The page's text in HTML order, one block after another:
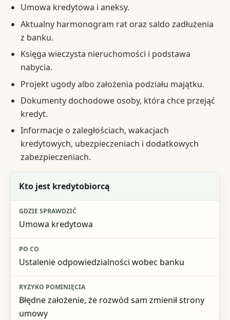
Umowa kredytowa i aneksy.
Aktualny harmonogram rat oraz saldo zadłużenia
z banku.
Księga wieczysta nieruchomości i podstawa
nabycia.
Projekt ugody albo założenia podziału majątku.
Dokumenty dochodowe osoby, która chce przejąć
kredyt.
Informacje o zaległościach, wakacjach
kredytowych, ubezpieczeniach i dodatkowych
zabezpieczeniach.
Element do sprawdzenia
Gdzie sprawdzić
Kto jest kredytobiorcą
Umowa kredytowa
Ustalenie odpowiedzialności wobec banku
Błędne założenie, że rozwód sam zmienił strony
umowy